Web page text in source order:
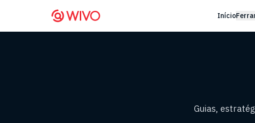
Início
Guias,